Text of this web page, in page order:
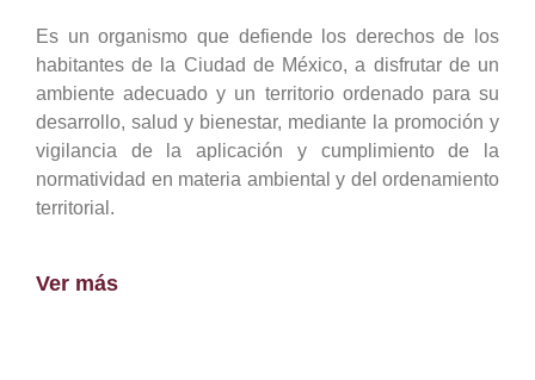
Es un organismo que defiende los derechos de los
habitantes de la Ciudad de México, a disfrutar de un
ambiente adecuado y un territorio ordenado para su
desarrollo, salud y bienestar, mediante la promoción y
vigilancia de la aplicación y cumplimiento de la
normatividad en materia ambiental y del ordenamiento
territorial.
Ver más